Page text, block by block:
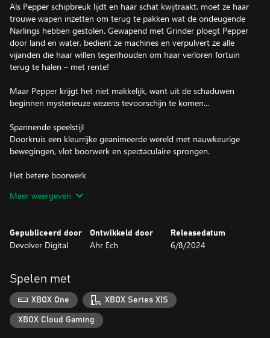
Als Pepper schipbreuk lijdt en haar schat kwijtraakt, moet ze haar
trouwe wapen inzetten om terug te pakken wat de ondeugende
Narlings hebben gestolen. Gewapend met Grinder ploegt Pepper
door land en water, bedient ze machines en verpulvert ze alle
vijanden die haar willen tegenhouden om haar verloren fortuin
terug te halen – met rente!
Maar Pepper krijgt het niet makkelijk, want uit de schaduwen
beginnen mysterieuze wezens tevoorschijn te komen...
Spannende speelstijl
Doorkruis een kleurrijke geanimeerde wereld met nauwkeurige
bewegingen, vlot boorwerk en spectaculaire sprongen.
Het betere boorwerk
nog meer chaos te scheppen en slimme puzzels op te lossen.
Raap tijdens je avontuur edelstenen en andere kostbaarheden op
en gebruik die in winkels om Pepper te verbeteren, nieuwe paden
stickerboek te kopen.
Meer weergeven
Gepubliceerd door
Devolver Digital
Ontwikkeld door
Ahr Ech
Releasedatum
6/8/2024
Spelen met
XBOX One XBOX Series X|S
XBOX Cloud Gaming